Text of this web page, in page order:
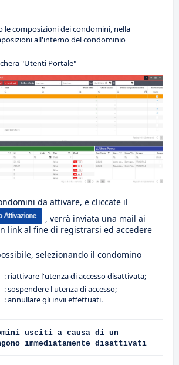
le composizioni dei condomini, nella
all'interno del condominio
"Utenti Portale"
da attivare, e cliccate il
, verrà inviata una mail ai
link al fine di registrarsi ed accedere
selezionando il condomino
: riattivare l'utenza di accesso disattivata;
: sospendere l'utenza di accesso;
: annullare gli invii effettuati.
usciti a causa di un
immediatamente disattivati